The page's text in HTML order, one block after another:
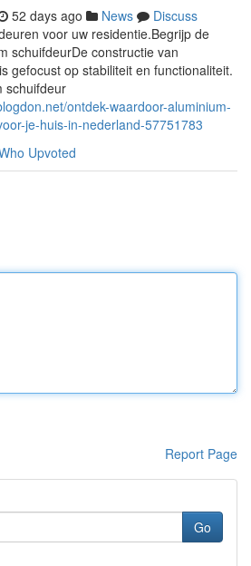
52 days ago News
Discuss
voor uw residentie.Begrijp de
schuifdeurDe constructie van
gefocust op stabiliteit en functionaliteit.
schuifdeur
ontdek-waardoor-aluminium-
je-huis-in-nederland-57751783
Upvoted
Report Page
Go